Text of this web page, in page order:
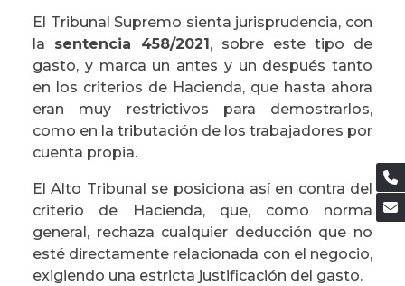
El Tribunal Supremo sienta jurisprudencia, con
la sentencia 458/2021, sobre este tipo de
gasto, y marca un antes y un después tanto
en los criterios de Hacienda, que hasta ahora
eran muy restrictivos para demostrarlos,
como en la tributación de los trabajadores por
cuenta propia.
El Alto Tribunal se posiciona así en contra del
criterio de Hacienda, que, como norma
general, rechaza cualquier deducción que no
esté directamente relacionada con el negocio,
exigiendo una estricta justificación del gasto.